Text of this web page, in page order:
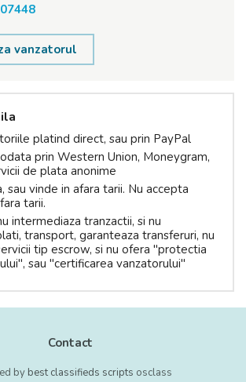
vanzatorul
platind direct, sau prin PayPal
prin Western Union, Moneygram,
de plata anonime
sau vinde in afara tarii. Nu accepta
tarii.
intermediaza tranzactii, si nu
transport, garanteaza transferuri, nu
tip escrow, si nu ofera "protectia
sau "certificarea vanzatorului"
Contact
by best classifieds scripts osclass